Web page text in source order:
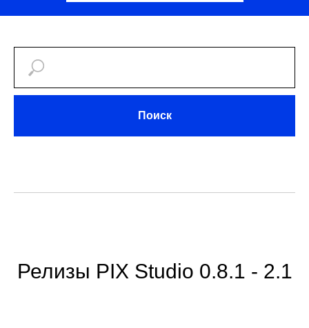
Поиск
Релизы PIX Studio 0.8.1 - 2.1